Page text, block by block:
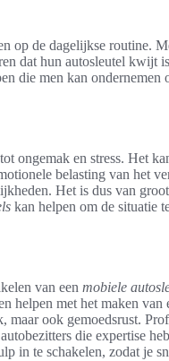
op de dagelijkse routine.
dat hun autosleutel kwijt
die men kan ondernemen
ongemak en stress. Het
belasting van het
Het is dus van
kan helpen om de situatie
van een mobiele
helpen met het maken van
maar ook gemoedsrust.
die expertise
in te schakelen, zodat je